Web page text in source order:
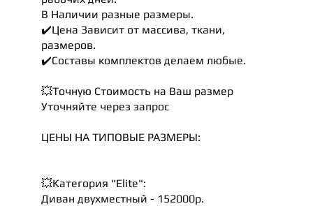
В Наличии разные размеры.
✔️Цена Зависит от массива, ткани,
размеров.
✔️Составы комплектов делаем любые.
💥Точную Стоимость на Ваш размер
Уточняйте через запрос
ЦЕНЫ НА ТИПОВЫЕ РАЗМЕРЫ:
💥Категория "Elite":
Диван двухместный - 152000р.